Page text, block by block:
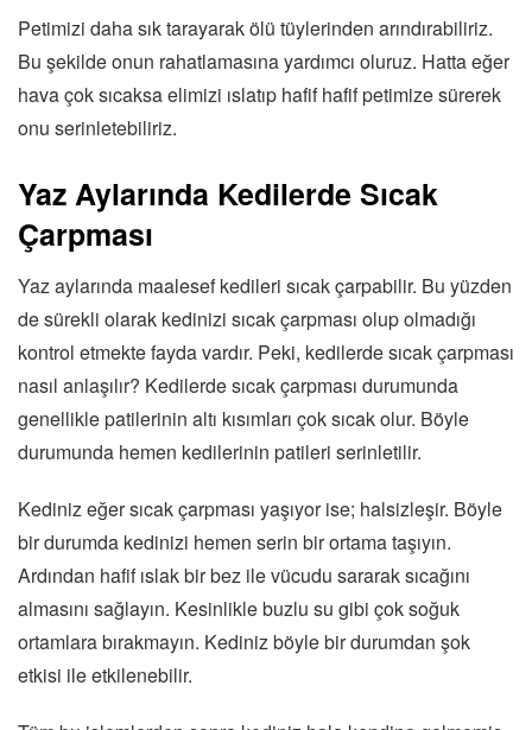
Petimizi daha sık tarayarak ölü tüylerinden arındırabiliriz.
Bu şekilde onun rahatlamasına yardımcı oluruz. Hatta eğer
hava çok sıcaksa elimizi ıslatıp hafif hafif petimize sürerek
onu serinletebiliriz.
Yaz Aylarında Kedilerde Sıcak
Çarpması
Yaz aylarında maalesef kedileri sıcak çarpabilir. Bu yüzden
de sürekli olarak kedinizi sıcak çarpması olup olmadığı
kontrol etmekte fayda vardır. Peki, kedilerde sıcak çarpması
nasıl anlaşılır? Kedilerde sıcak çarpması durumunda
genellikle patilerinin altı kısımları çok sıcak olur. Böyle
durumunda hemen kedilerinin patileri serinletilir.
Kediniz eğer sıcak çarpması yaşıyor ise; halsizleşir. Böyle
bir durumda kedinizi hemen serin bir ortama taşıyın.
Ardından hafif ıslak bir bez ile vücudu sararak sıcağını
almasını sağlayın. Kesinlikle buzlu su gibi çok soğuk
ortamlara bırakmayın. Kediniz böyle bir durumdan şok
etkisi ile etkilenebilir.